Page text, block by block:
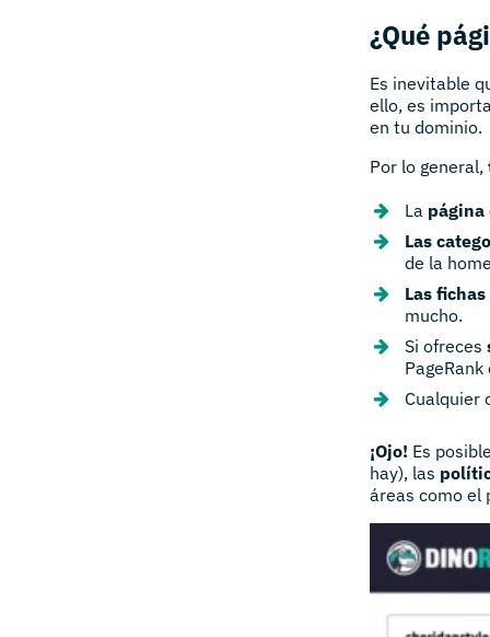
¿Qué
Es inevitable
ello, es
en tu dominio.
Por lo general,
La página
Las
de la
Las
mucho.
Si ofreces
Cualquier
¡Ojo! Es
hay), las
áreas como el